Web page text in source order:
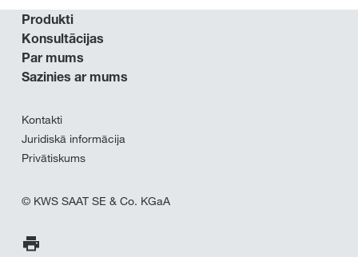
Produkti
Konsultācijas
Par mums
Sazinies ar mums
Kontakti
Juridiskā informācija
Privātiskums
Drukāt lappusi
© KWS SAAT SE & Co. KGaA